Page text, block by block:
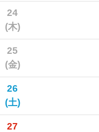
24
(木)
25
(金)
26
(土)
27